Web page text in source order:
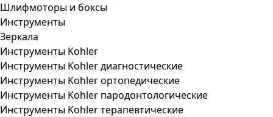
Шлифмоторы и боксы
Инструменты
Зеркала
Инструменты Kohler
Инструменты Kohler диагностические
Инструменты Kohler ортопедические
Инструменты Kohler пародонтологические
Инструменты Kohler терапевтические